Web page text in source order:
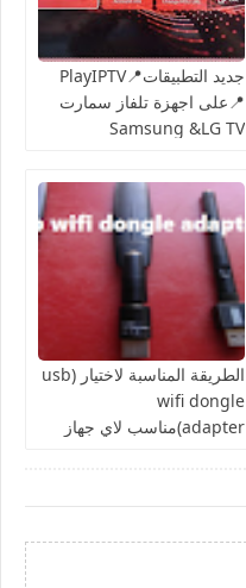
جديد التطبيقات📍PlayIPTV
📍على اجهزة تلفاز سمارت
Samsung &LG TV
player📍
الطريقة المناسبة لاختيار (usb
wifi dongle
adapter)مناسب لاي جهاز